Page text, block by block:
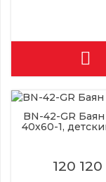
BN-42-GR Баян
40х60-1,
120